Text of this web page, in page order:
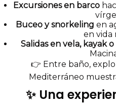
Excursiones en barco
Buceo y snorkeling en
en vida
Salidas en vela, kayak o
👉 Entre baño,
Mediterráneo
✨ Una